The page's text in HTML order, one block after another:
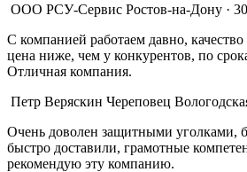
ООО РСУ-Сервис Ростов-на-Дону ·
С компанией работаем давно,
цена ниже, чем у конкурентов, по
Отличная компания.
Петр Веряскин Череповец
Очень доволен защитными уголками,
быстро доставили, грамотные
рекомендую эту компанию.